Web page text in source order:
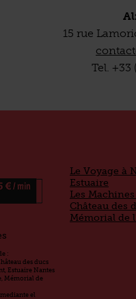
15 rue
Tel. +33
:
des ducs
Estuaire Nantes
Mémorial de
el
Le Voyage à
Estuaire
Les Machines
Château des
Mémorial de